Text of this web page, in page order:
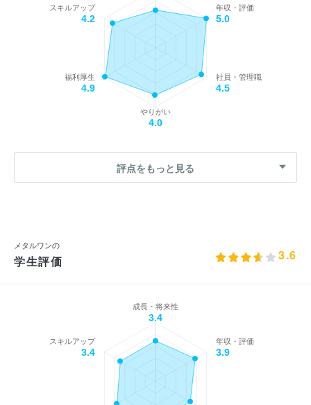
年収・評価
5.0
社員・管理職
4.5
やりがい
4.0
福利厚生
4.9
スキルアップ
4.2
評点をもっと見る
メタルワンの
学生評価 3.6
成長・将来性
3.4
年収・評価
3.9
スキルアップ
3.4